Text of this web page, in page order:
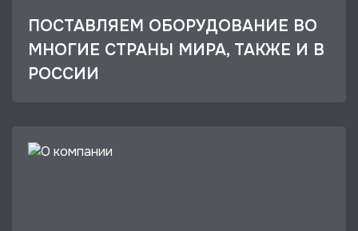
ПОСТАВЛЯЕМ ОБОРУДОВАНИЕ ВО
МНОГИЕ СТРАНЫ МИРА, ТАКЖЕ И В
РОССИИ